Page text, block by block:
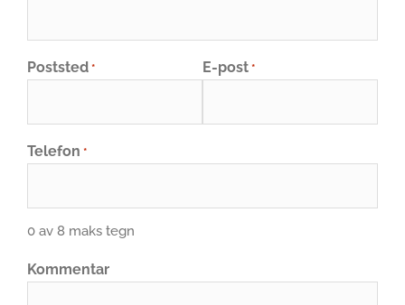
Poststed * E-post *
Telefon *
0 av 8 maks tegn
Kommentar